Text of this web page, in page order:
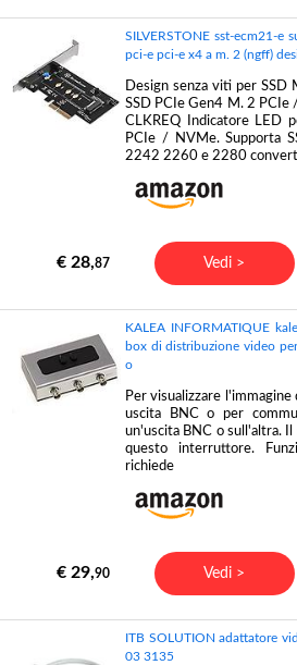
SILVERSTONE sst-ecm21-e
pci-e pci-e x4 a m. 2 (ngff)
Design senza viti per
SSD PCIe Gen4 M. 2
CLKREQ Indicatore LED
PCIe / NVMe. Supporta
2242 2260 e 2280
€ 28,87 Vedi >
KALEA INFORMATIQUE
box di distribuzione video
o
Per visualizzare
uscita BNC o per
un'uscita BNC o sull'altra.
questo interruttore.
richiede
€ 29,90 Vedi >
ITB SOLUTION adattatore
03 3135